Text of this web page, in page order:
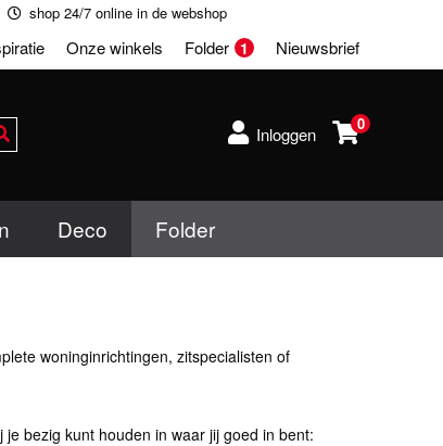
shop 24/7 online in de webshop
Onze winkels Folder 1 Nieuwsbrief
Inloggen 0
Deco Folder
woninginrichtingen, zitspecialisten of
bezig kunt houden in waar jij goed in bent: